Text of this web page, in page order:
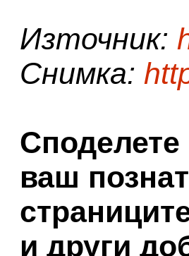
Източник:
Снимка:
Споделете
ваш
и други